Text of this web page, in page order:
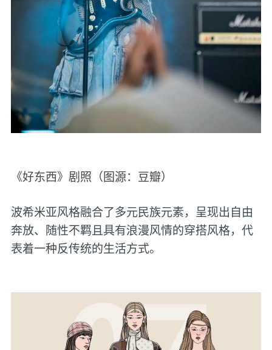
《好东西》剧照（图源：豆瓣）
波希米亚风格融合了多元民族元素，呈现出自由
奔放、随性不羁且具有浪漫风情的穿搭风格，代
表着一种反传统的生活方式。